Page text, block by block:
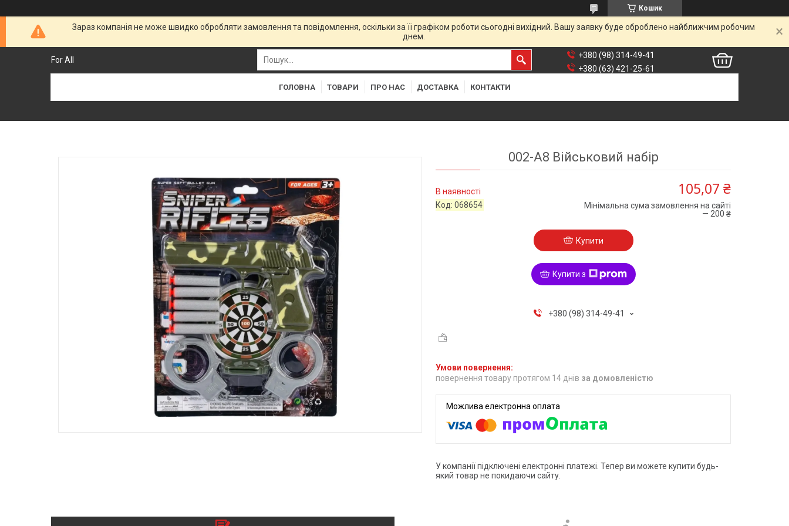
Кошик
Зараз компанія не може швидко обробляти замовлення та повідомлення, оскільки за її графіком роботи сьогодні вихідний. Вашу заявку буде оброблено найближчим робочим
днем.
For All
+380 (98) 314-49-41
+380 (63) 421-25-61
ГОЛОВНА ТОВАРИ ПРО НАС ДОСТАВКА КОНТАКТИ
002-А8 Військовий набір
В наявності
Код:068654
105,07 ₴
Мінімальна сума замовлення на сайті
— 200 ₴
Купити
Купити з
+380 (98) 314-49-41
повернення товару протягом 14 днів за домовленістю
У компанії підключені електронні платежі. Тепер ви можете купити будь-
який товар не покидаючи сайту.